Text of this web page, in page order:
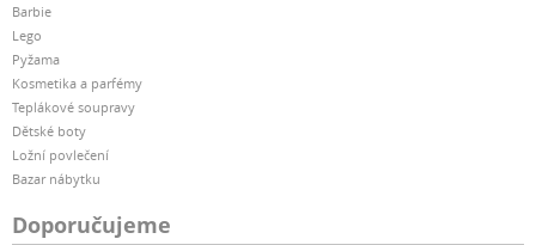
Barbie
Lego
Pyžama
Kosmetika a parfémy
Teplákové soupravy
Dětské boty
Ložní povlečení
Bazar nábytku
Doporučujeme